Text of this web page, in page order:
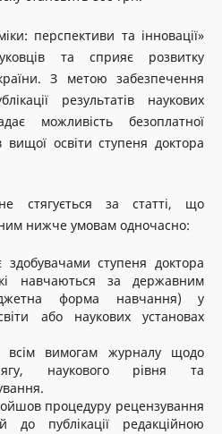
перспективи та інновації»
та сприяє розвитку
З метою забезпечення
результатів наукових
можливість безоплатної
вищої освіти ступеня доктора
стягується за статті, що
нижче умовам одночасно:
здобувачами ступеня доктора
навчаються за державним
форма навчання) у
або наукових установах
всім вимогам журналу щодо
наукового рівня та
процедуру рецензування
до публікації редакційною